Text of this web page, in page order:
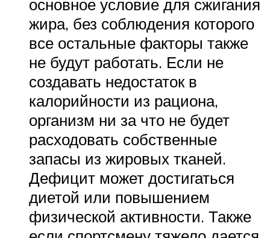
основное условие для сжигания
жира, без соблюдения которого
все остальные факторы также
не будут работать. Если не
создавать недостаток в
калорийности из рациона,
организм ни за что не будет
расходовать собственные
запасы из жировых тканей.
Дефицит может достигаться
диетой или повышением
физической активности. Также